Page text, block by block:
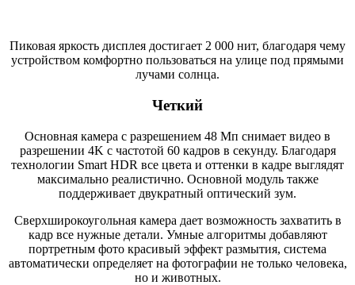
Пиковая яркость дисплея достигает 2 000 нит, благодаря чему
устройством комфортно пользоваться на улице под прямыми
лучами солнца.
Четкий
Основная камера с разрешением 48 Мп снимает видео в
разрешении 4K с частотой 60 кадров в секунду. Благодаря
технологии Smart HDR все цвета и оттенки в кадре выглядят
максимально реалистично. Основной модуль также
поддерживает двукратный оптический зум.
Сверхширокоугольная камера дает возможность захватить в
кадр все нужные детали. Умные алгоритмы добавляют
портретным фото красивый эффект размытия, система
автоматически определяет на фотографии не только человека,
но и животных.